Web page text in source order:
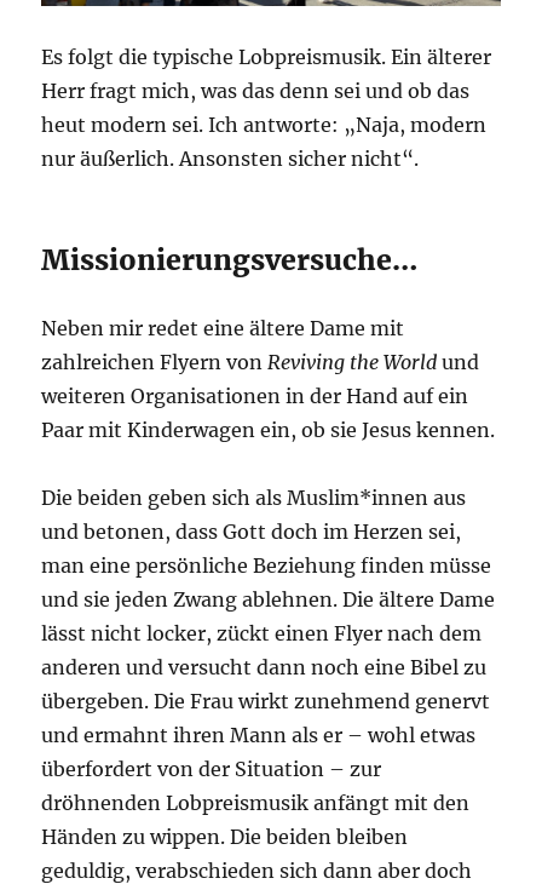
Es folgt die typische Lobpreismusik. Ein älterer
Herr fragt mich, was das denn sei und ob das
heut modern sei. Ich antworte: „Naja, modern
nur äußerlich. Ansonsten sicher nicht“.
Missionierungsversuche…
Neben mir redet eine ältere Dame mit
zahlreichen Flyern von Reviving the World und
weiteren Organisationen in der Hand auf ein
Paar mit Kinderwagen ein, ob sie Jesus kennen.
Die beiden geben sich als Muslim*innen aus
und betonen, dass Gott doch im Herzen sei,
man eine persönliche Beziehung finden müsse
und sie jeden Zwang ablehnen. Die ältere Dame
lässt nicht locker, zückt einen Flyer nach dem
anderen und versucht dann noch eine Bibel zu
übergeben. Die Frau wirkt zunehmend genervt
und ermahnt ihren Mann als er – wohl etwas
überfordert von der Situation – zur
dröhnenden Lobpreismusik anfängt mit den
Händen zu wippen. Die beiden bleiben
geduldig, verabschieden sich dann aber doch